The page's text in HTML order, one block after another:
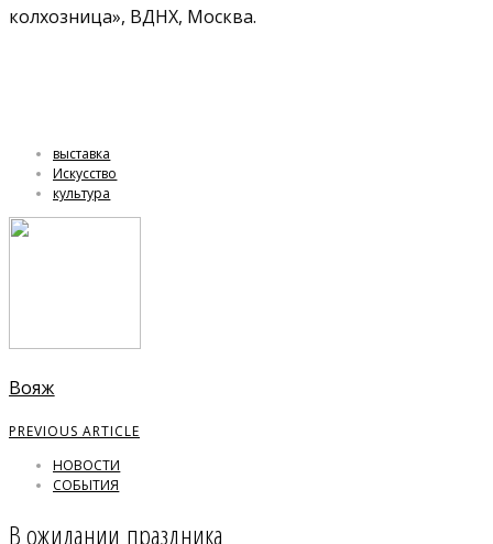
колхозница», ВДНХ, Москва.
выставка
Искусство
культура
Вояж
PREVIOUS ARTICLE
НОВОСТИ
СОБЫТИЯ
В ожидании праздника